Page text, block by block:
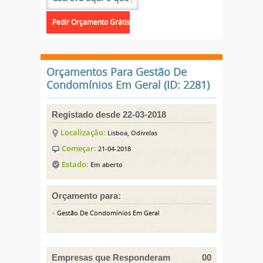
Orçamentos Para Gestão De
Condomínios Em Geral (ID: 2281)
Registado desde 22-03-2018
Localização: Lisboa, Odivelas
Começar: 21-04-2018
Estado: Em aberto
Orçamento para:
Gestão De Condomínios Em Geral
Empresas que Responderam 00